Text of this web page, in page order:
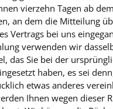
vierzehn Tagen ab
an dem die Mitteilung
Vertrags bei uns
verwenden wir
das Sie bei der
haben, es sei
etwas anderes
Ihnen wegen dieser